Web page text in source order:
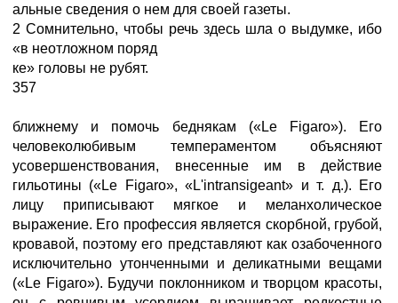
альные сведения о нем для своей газеты.
2 Сомнительно, чтобы речь здесь шла о выдумке, ибо
«в неотложном поряд
ке» головы не рубят.
357
ближнему и помочь беднякам («Le Figaro»). Его
человеколюбивым темпераментом объясняют
усовершенствования, внесенные им в действие
гильотины («Le Figaro», «L'intransigeant» и т. д.). Его
лицу приписывают мягкое и меланхолическое
выражение. Его профессия является скорбной, грубой,
кровавой, поэтому его представляют как озабоченного
исключительно утонченными и деликатными вещами
(«Le Figaro»). Будучи поклонником и творцом красоты,